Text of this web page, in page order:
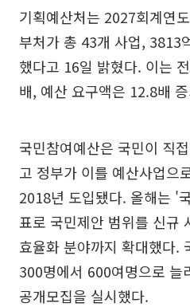
기획예산처는 2027회계연
부처가 총 43개 사업, 3813
했다고 16일 밝혔다. 이는
배, 예산 요구액은 12.8배
국민참여예산은 국민이 직
고 정부가 이를 예산사업으
2018년 도입됐다. 올해는 '
표로 국민제안 범위를 신규
효율화 분야까지 확대했다.
300명에서 600여명으로 늘
공개모집을 실시했다.